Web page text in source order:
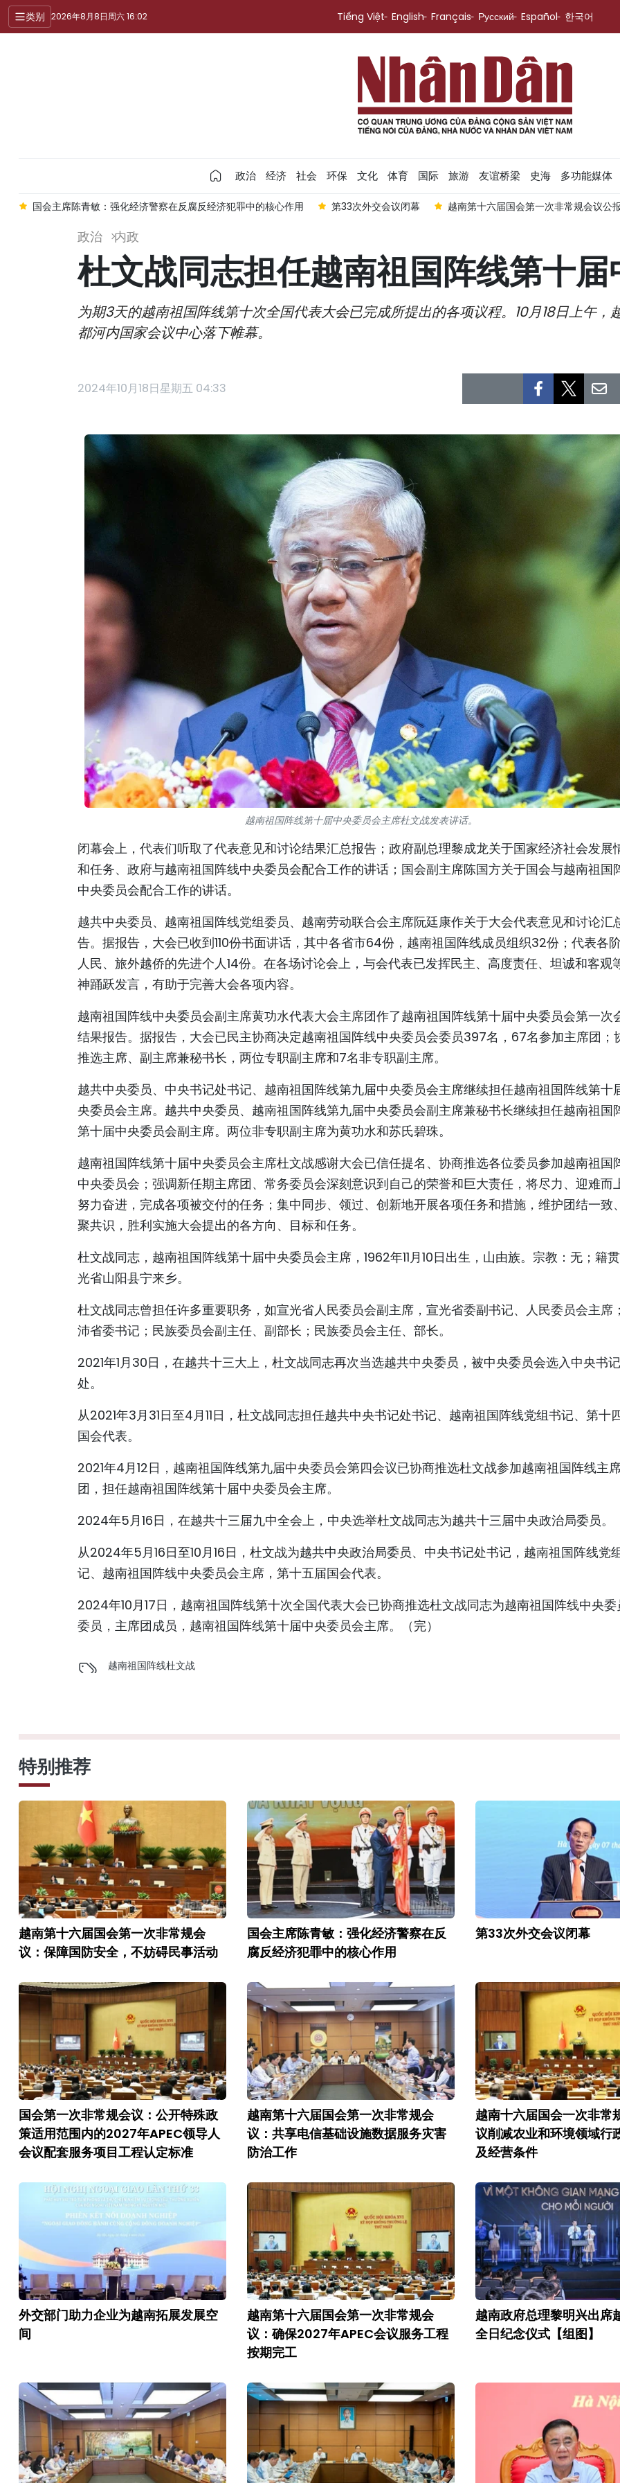
类别 2026年8月8日周六 16:02 Tiếng Việt English Français Русский Español 한국어
政治 经济 社会 环保 文化 体育 国际 旅游 友谊桥梁 史海 多功能媒体
敏：强化经济警察在反腐反经济犯罪中的核心作用 第33次外交会议闭幕 越南第十六届国会第一次非常规会议公报（第5号）
政治 内政
杜文战同志担任越南祖国阵线第十
为期3天的越南祖国阵线第十次全国代表大会已完成所提出的各项议程。10月18日上午
都河内国家会议中心落下帷幕。
2024年10月18日星期五 04:33
越南祖国阵线第十届中央委员会主席杜文战发表讲话。
闭幕会上，代表们听取了代表意见和讨论结果汇总报告；政府副总理黎成龙关于国家经济社会发展
和任务、政府与越南祖国阵线中央委员会配合工作的讲话；国会副主席陈国方关于国会与越南祖国
中央委员会配合工作的讲话。
越共中央委员、越南祖国阵线党组委员、越南劳动联合会主席阮廷康作关于大会代表意见和讨论汇
告。据报告，大会已收到110份书面讲话，其中各省市64份，越南祖国阵线成员组织32份；代表各
人民、旅外越侨的先进个人14份。在各场讨论会上，与会代表已发挥民主、高度责任、坦诚和客观
神踊跃发言，有助于完善大会各项内容。
越南祖国阵线中央委员会副主席黄功水代表大会主席团作了越南祖国阵线第十届中央委员会第一次
结果报告。据报告，大会已民主协商决定越南祖国阵线中央委员会委员397名，67名参加主席团；
推选主席、副主席兼秘书长，两位专职副主席和7名非专职副主席。
越共中央委员、中央书记处书记、越南祖国阵线第九届中央委员会主席继续担任越南祖国阵线第十
央委员会主席。越共中央委员、越南祖国阵线第九届中央委员会副主席兼秘书长继续担任越南祖国
第十届中央委员会副主席。两位非专职副主席为黄功水和苏氏碧珠。
越南祖国阵线第十届中央委员会主席杜文战感谢大会已信任提名、协商推选各位委员参加越南祖国
中央委员会；强调新任期主席团、常务委员会深刻意识到自己的荣誉和巨大责任，将尽力、迎难而
努力奋进，完成各项被交付的任务；集中同步、领过、创新地开展各项任务和措施，维护团结一致
聚共识，胜利实施大会提出的各方向、目标和任务。
杜文战同志，越南祖国阵线第十届中央委员会主席，1962年11月10日出生，山由族。宗教：无；籍
光省山阳县宁来乡。
杜文战同志曾担任许多重要职务，如宣光省人民委员会副主席，宣光省委副书记、人民委员会主席
沛省委书记；民族委员会副主任、副部长；民族委员会主任、部长。
2021年1月30日，在越共十三大上，杜文战同志再次当选越共中央委员，被中央委员会选入中央书记
处。
从2021年3月31日至4月11日，杜文战同志担任越共中央书记处书记、越南祖国阵线党组书记、第十
国会代表。
2021年4月12日，越南祖国阵线第九届中央委员会第四会议已协商推选杜文战参加越南祖国阵线主
团，担任越南祖国阵线第十届中央委员会主席。
2024年5月16日，在越共十三届九中全会上，中央选举杜文战同志为越共十三届中央政治局委员。
从2024年5月16日至10月16日，杜文战为越共中央政治局委员、中央书记处书记，越南祖国阵线党
记、越南祖国阵线中央委员会主席，第十五届国会代表。
2024年10月17日，越南祖国阵线第十次全国代表大会已协商推选杜文战同志为越南祖国阵线中央委
委员，主席团成员，越南祖国阵线第十届中央委员会主席。（完）
越南祖国阵线杜文战
特别推荐
越南第十六届国会第一次非常规会
议：保障国防安全，不妨碍民事活动
国会主席陈青敏：强化经济警察在反
腐反经济犯罪中的核心作用
第33次外交会议闭幕
国会第一次非常规会议：公开特殊政
策适用范围内的2027年APEC领导人
会议配套服务项目工程认定标准
越南第十六届国会第一次非常规会
议：共享电信基础设施数据服务灾害
防治工作
越南十六届国会一次非常
议削减农业和环境领域行
及经营条件
外交部门助力企业为越南拓展发展空
间
越南第十六届国会第一次非常规会
议：确保2027年APEC会议服务工程
按期完工
越南政府总理黎明兴出席
全日纪念仪式【组图】